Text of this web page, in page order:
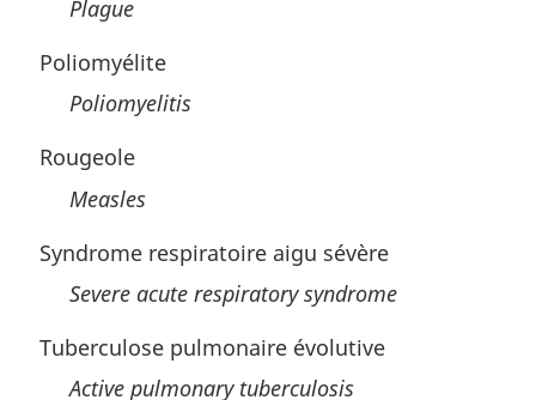
Plague
Poliomyélite
Poliomyelitis
Rougeole
Measles
Syndrome respiratoire aigu sévère
Severe acute respiratory syndrome
Tuberculose pulmonaire évolutive
Active pulmonary tuberculosis